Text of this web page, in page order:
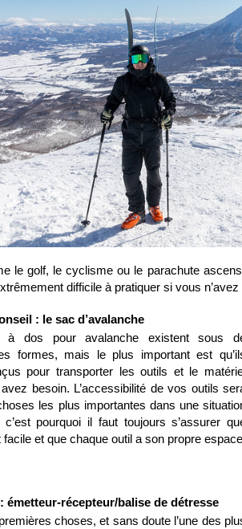
le golf, le cyclisme ou le parachute
difficile à pratiquer si vous
: le sac d’avalanche
à dos pour avalanche existent sous
formes, mais le plus important est
pour transporter les outils et le
besoin. L’accessibilité de vos outils
les plus importantes dans une
c’est pourquoi il faut toujours s’assurer
facile et que chaque outil a son propre
émetteur-récepteur/balise de détresse
choses, et sans doute l’une des